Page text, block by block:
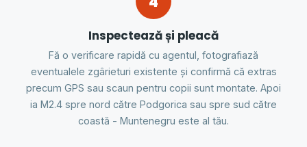
Inspectează și pleacă
Fă o verificare rapidă cu agentul, fotografiază
eventualele zgârieturi existente și confirmă că extras
precum GPS sau scaun pentru copii sunt montate. Apoi
ia M2.4 spre nord către Podgorica sau spre sud către
coastă - Muntenegru este al tău.